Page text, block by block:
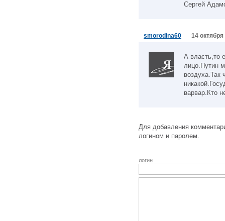
Сергей
smorodina60 14
А власть,то
лицо.Путин
воздуха.Так
варвар.Кто
Для добавления
логином и паролем.
логин